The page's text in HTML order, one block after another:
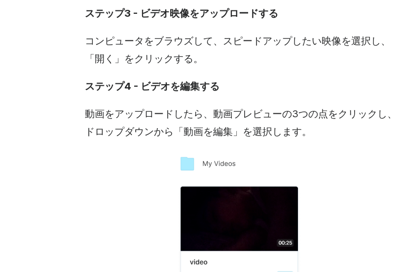
ステップ3 - ビデオ映像をアップロードする
コンピュータをブラウズして、スピードアップしたい映像を選択し、
「開く」をクリックする。
ステップ4 - ビデオを編集する
動画をアップロードしたら、動画プレビューの3つの点をクリックし、
ドロップダウンから「動画を編集」を選択します。